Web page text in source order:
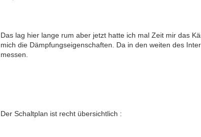
Das lag hier lange rum aber jetzt hatte ich mal Zeit mir das
mich die Dämpfungseigenschaften. Da in den weiten des
messen.
Der Schaltplan ist recht übersichtlich :